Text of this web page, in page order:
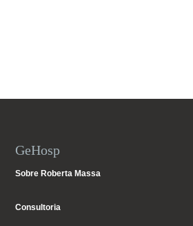
GeHosp
Sobre Roberta Massa
Consultoria